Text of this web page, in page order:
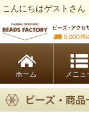
こんにちはゲストさん
ホーム